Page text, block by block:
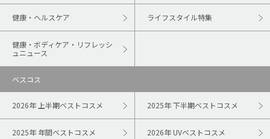
健康・ヘルスケア ライフスタイル特集
健康・ボディケア・リフレッシ
ュニュース
ベスコス
2026年 上半期ベストコスメ 2025年 下半期ベストコスメ
2025年 年間ベストコスメ 2026年 UVベストコスメ